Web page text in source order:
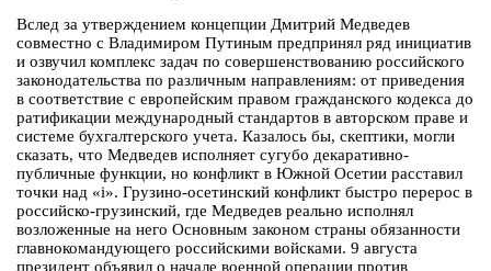
Вслед за утверждением концепции Дмитрий Медведев
совместно с Владимиром Путиным предпринял ряд инициатив
и озвучил комплекс задач по совершенствованию российского
законодательства по различным направлениям: от приведения
в соответствие с европейским правом гражданского кодекса до
ратификации международный стандартов в авторском праве и
системе бухгалтерского учета. Казалось бы, скептики, могли
сказать, что Медведев исполняет сугубо декаративно-
публичные функции, но конфликт в Южной Осетии расставил
точки над «i». Грузино-осетинский конфликт быстро перерос в
российско-грузинский, где Медведев реально исполнял
возложенные на него Основным законом страны обязанности
главнокомандующего российскими войсками. 9 августа
президент объявил о начале военной операции против